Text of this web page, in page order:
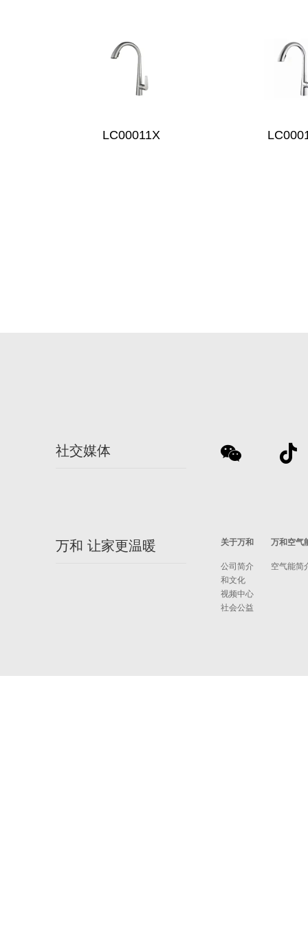
LC00011X
社交媒体
万和 让家更温暖 关于万和
公司简介
和文化
视频中心
社会公益
万和空气
空气能简